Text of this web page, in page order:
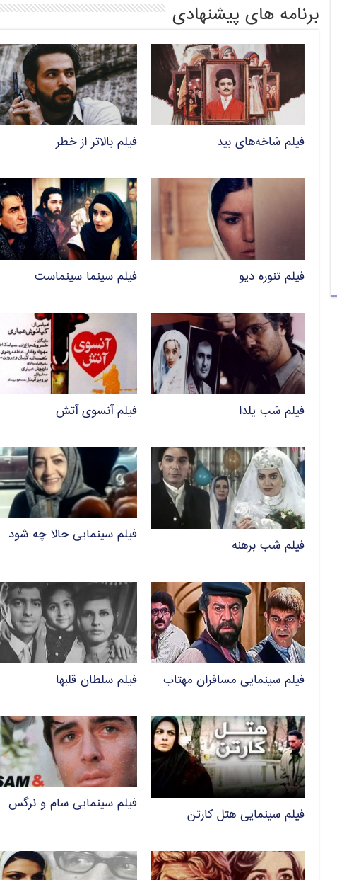
برنامه های پیشنهادی
فیلم شاخه‌های بید فیلم بالاتر از خطر
فیلم تنوره دیو فیلم سینما سینماست
فیلم شب یلدا فیلم آنسوی آتش
فیلم شب برهنه
فیلم سینمایی حالا چه شود
فیلم سینمایی مسافران مهتاب فیلم سلطان قلبها
فیلم سینمایی هتل کارتن
فیلم سینمایی سام و نرگس